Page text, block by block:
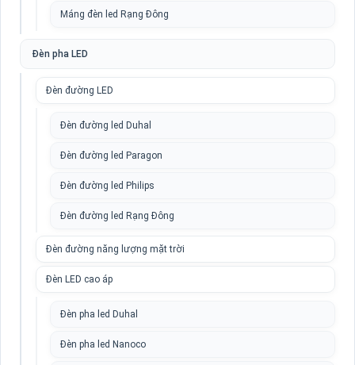
Máng đèn led Rạng Đông
Đèn pha LED
Đèn đường LED
Đèn đường led Duhal
Đèn đường led Paragon
Đèn đường led Philips
Đèn đường led Rạng Đông
Đèn đường năng lượng mặt trời
Đèn LED cao áp
Đèn pha led Duhal
Đèn pha led Nanoco